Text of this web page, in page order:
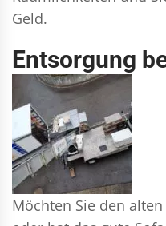
Geld.
Entsorgung
Möchten Sie den